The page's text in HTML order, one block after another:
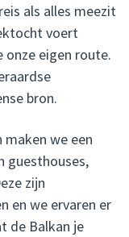
als alles meezit
voert
onze eigen route.
bron.
maken we een
guesthouses,
zijn
en we ervaren er
de Balkan je